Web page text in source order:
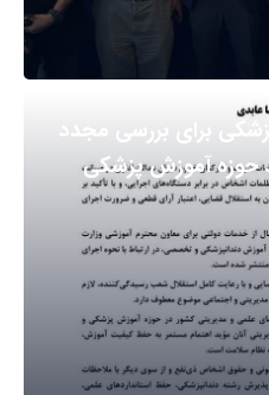
برای بررسی مجدد
حوزه آموزش پزشکی